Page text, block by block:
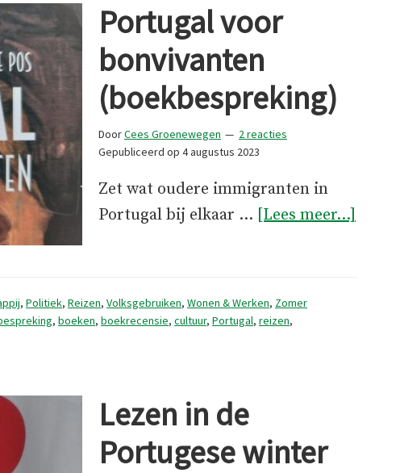
Portugal voor
bonvivanten
(boekbespreking)
DoorCees Groenewegen
2 reacties
Gepubliceerd op 4 augustus 2023
Zet wat oudere immigranten in
Portugal bij elkaar … [Lees meer...]
, Politiek, Reizen, Volksgebruiken, Wonen & Werken, Zomer
, boeken, boekrecensie, cultuur, Portugal, reizen,
Lezen in de
Portugese winter